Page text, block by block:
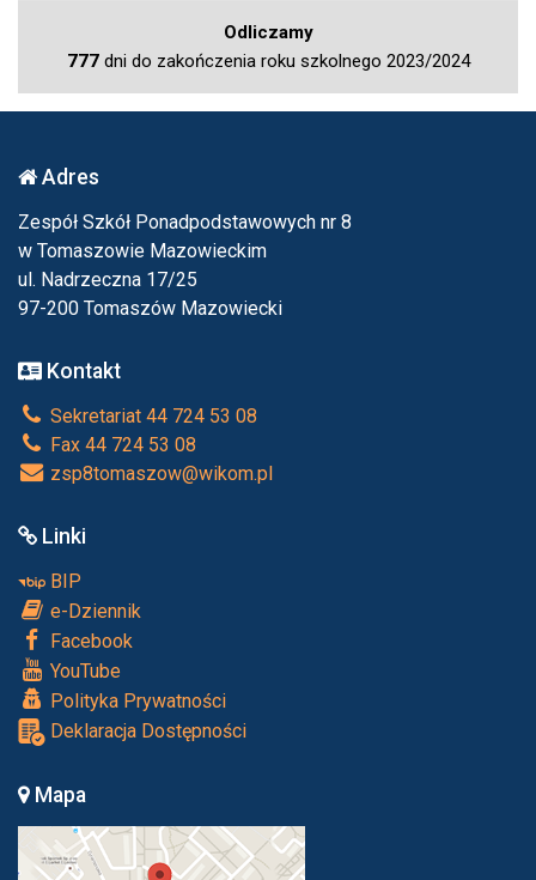
Odliczamy
777dni do zakończenia roku szkolnego 2023/2024
Adres
Zespół Szkół Ponadpodstawowych nr 8
w Tomaszowie Mazowieckim
ul. Nadrzeczna 17/25
97-200 Tomaszów Mazowiecki
Kontakt
Sekretariat 44 724 53 08
Fax 44 724 53 08
zsp8tomaszow@wikom.pl
Linki
BIP
e-Dziennik
Facebook
YouTube
Polityka Prywatności
Deklaracja Dostępności
Mapa